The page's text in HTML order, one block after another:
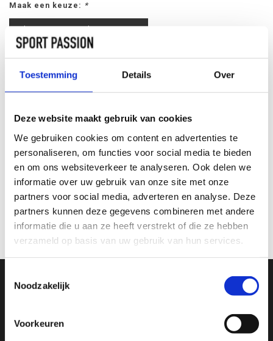
Toestemming Details Over
Deze website maakt gebruik van cookies
We gebruiken cookies om content en advertenties te
personaliseren, om functies voor social media te bieden
en om ons websiteverkeer te analyseren. Ook delen we
informatie over uw gebruik van onze site met onze
partners voor social media, adverteren en analyse. Deze
partners kunnen deze gegevens combineren met andere
informatie die u aan ze heeft verstrekt of die ze hebben
verzameld op basis van uw gebruik van hun services.
Noodzakelijk
Voorkeuren
Maak een keuze: *
Kleur: Groen/Geel Gripmaat: 1
Kleur: Groen/Geel Gripmaat: 3
TOEVOEGEN AAN
WINKELWAGEN
INFORMATIE
Geen informatie gevonden
En ontvang direct 10% korting in onze webwinkel